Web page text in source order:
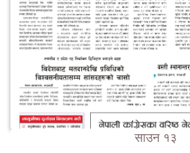
साउन १३